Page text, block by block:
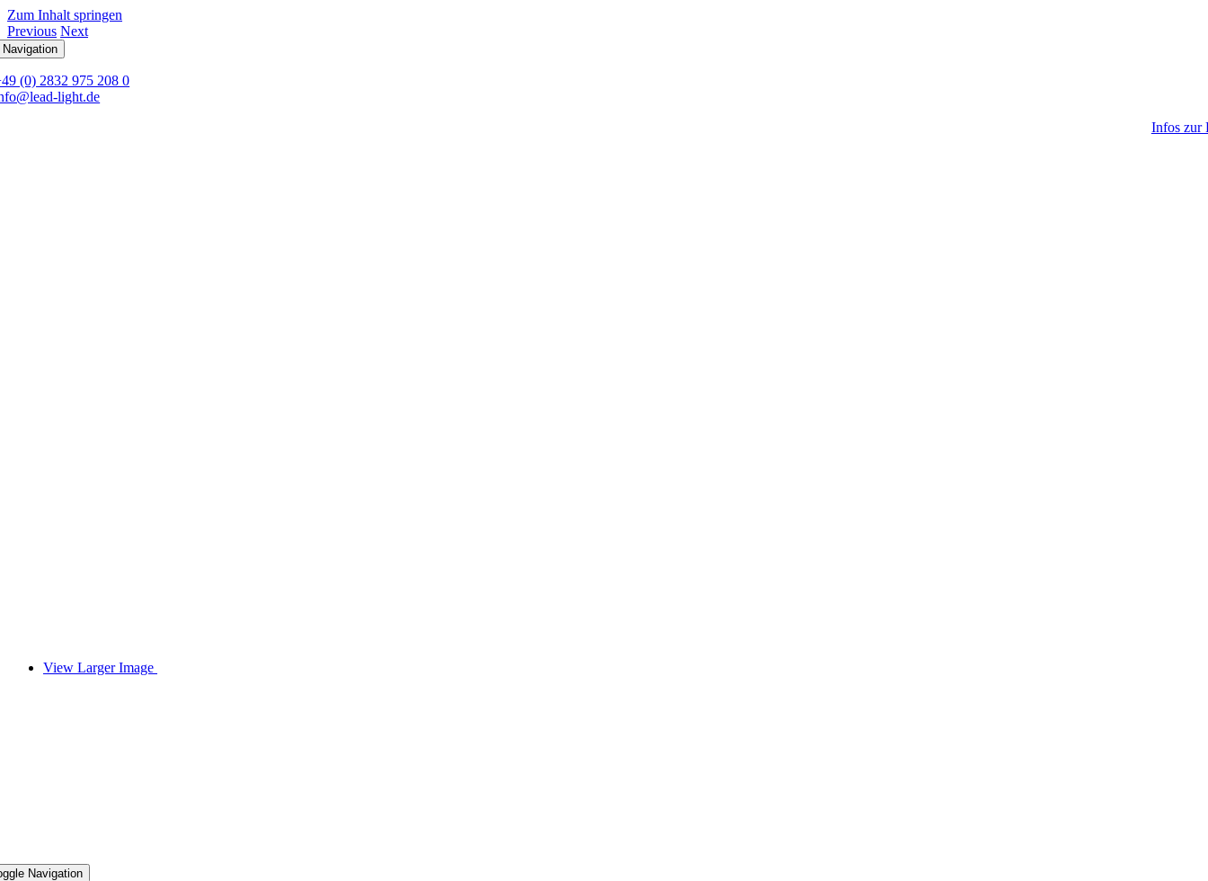
Zum Inhalt springen
Navigation
(0) 2832 975 208 0
light.de
Infos zur
Navigation
Previous Next
View Larger Image